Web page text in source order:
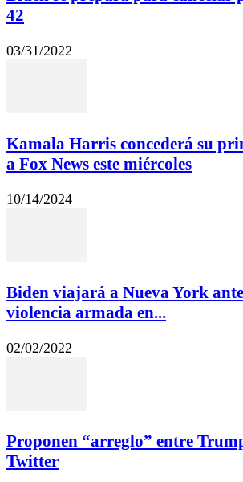
42
03/31/2022
Kamala Harris concederá su
a Fox News este miércoles
10/14/2024
Biden viajará a Nueva York
violencia armada en...
02/02/2022
Proponen “arreglo” entre
Twitter